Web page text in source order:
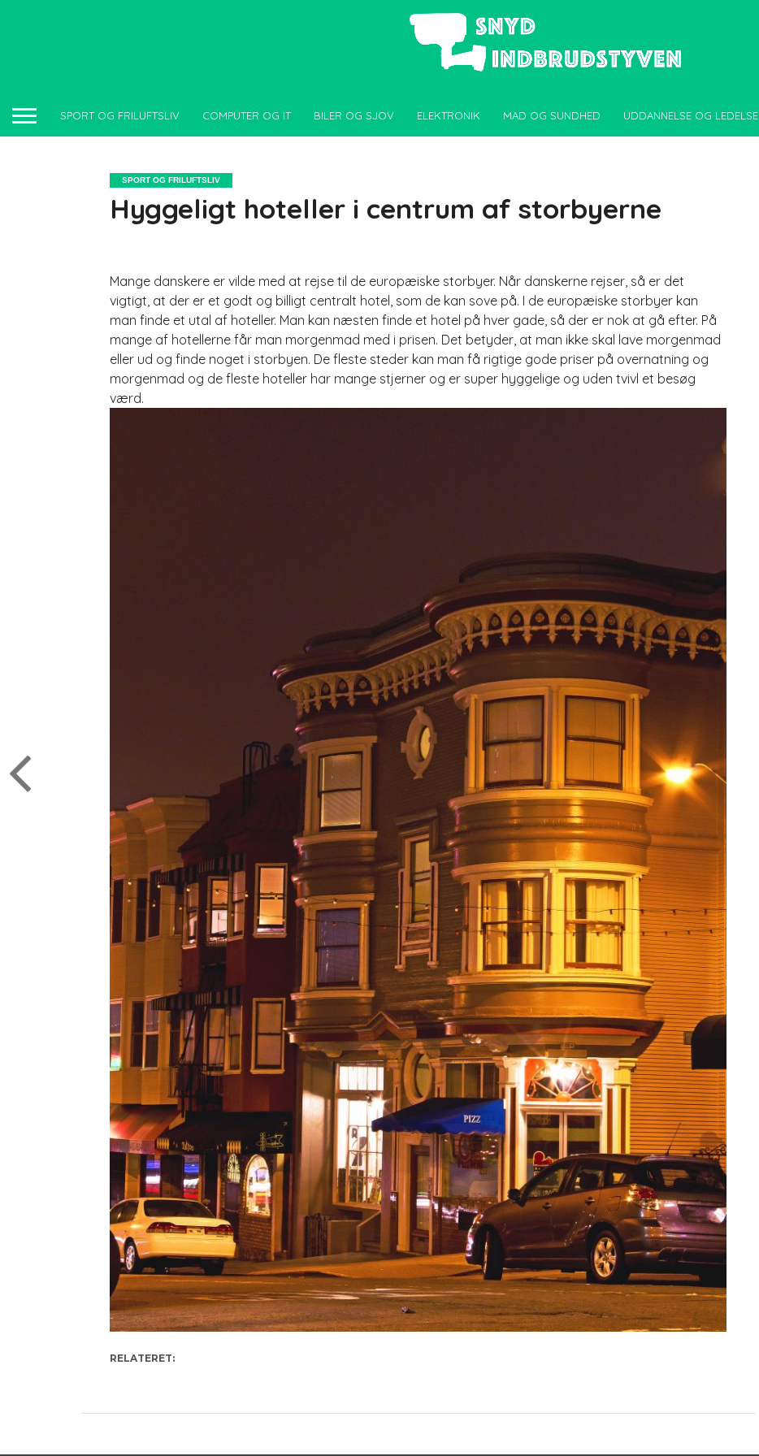
SPORT OG FRILUFTSLIV COMPUTER OG IT BILER OG SJOV ELEKTRONIK MAD OG SUNDHED UDDANNELSE OG LEDELSE
SPORT OG FRILUFTSLIV
Hyggeligt hoteller i centrum af storbyerne
Mange danskere er vilde med at rejse til de europæiske storbyer. Når danskerne rejser, så er det
vigtigt, at der er et godt og billigt centralt hotel, som de kan sove på. I de europæiske storbyer kan
man finde et utal af hoteller. Man kan næsten finde et hotel på hver gade, så der er nok at gå efter. På
mange af hotellerne får man morgenmad med i prisen. Det betyder, at man ikke skal lave morgenmad
eller ud og finde noget i storbyen. De fleste steder kan man få rigtige gode priser på overnatning og
morgenmad og de fleste hoteller har mange stjerner og er super hyggelige og uden tvivl et besøg
værd.
RELATERET: